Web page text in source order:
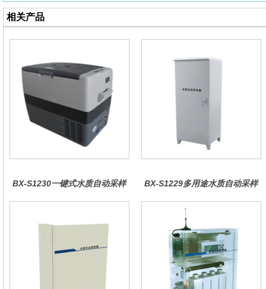
相关产品
BX-S1230一键式水质自动采样
BX-S1229多用途水质自动采样